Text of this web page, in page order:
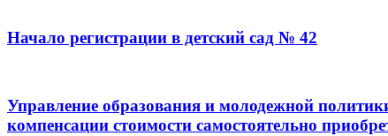
Начало регистрации в детский сад № 42
Управление образования и молодежной
компенсации стоимости самостоятельно